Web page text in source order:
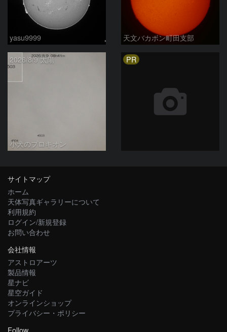
yasu9999 天文バカボン町田支部
2026/8/9 太陽
小犬のプロキオン
PR
サイトマップ
ホーム
天体写真ギャラリーについて
利用規約
ログイン/新規登録
お問い合わせ
会社情報
アストロアーツ
製品情報
星ナビ
星空ガイド
オンラインショップ
プライバシー・ポリシー
Follow